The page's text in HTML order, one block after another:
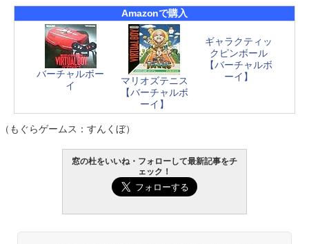
Amazonで購入
バーチャルボー
イ
マリオズテニス
【バーチャルボ
ーイ】
ギャラクティッ
クピンボール
【バーチャルボ
ーイ】
（もぐらゲームス：すんくぼ）
窓の杜をいいね・フォローして最新記事をチ
ェック！